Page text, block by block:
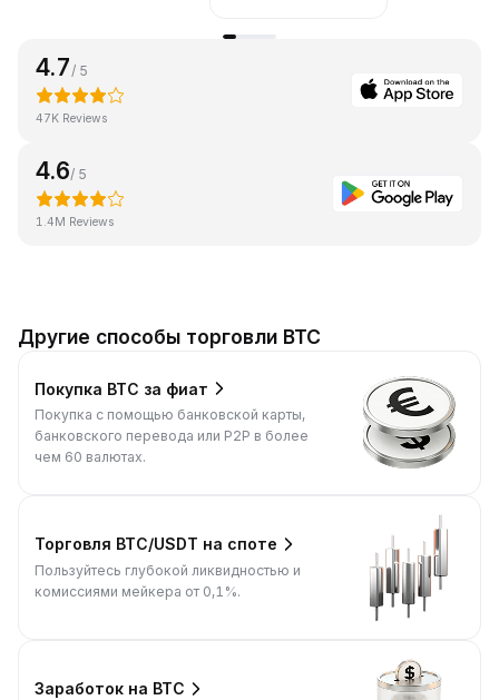
4.7 / 5
47K Reviews
4.6/ 5
1.4M Reviews
Другие способы торговли BTC
Покупка BTC за фиат
Покупка с помощью банковской карты,
банковского перевода или P2P в более
чем 60 валютах.
Торговля BTC/USDT на споте
Пользуйтесь глубокой ликвидностью и
комиссиями мейкера от 0,1%.
Заработок на BTC